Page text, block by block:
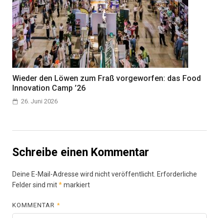
Wieder den Löwen zum Fraß vorgeworfen: das Food
Innovation Camp ’26
26. Juni 2026
Schreibe einen Kommentar
Deine E-Mail-Adresse wird nicht veröffentlicht. Erforderliche
Felder sind mit*markiert
KOMMENTAR*